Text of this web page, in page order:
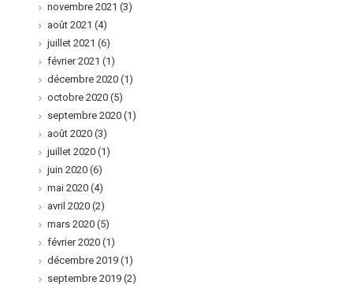
novembre 2021 (3)
août 2021 (4)
juillet 2021 (6)
février 2021 (1)
décembre 2020 (1)
octobre 2020 (5)
septembre 2020 (1)
août 2020 (3)
juillet 2020 (1)
juin 2020 (6)
mai 2020 (4)
avril 2020 (2)
mars 2020 (5)
février 2020 (1)
décembre 2019 (1)
septembre 2019 (2)